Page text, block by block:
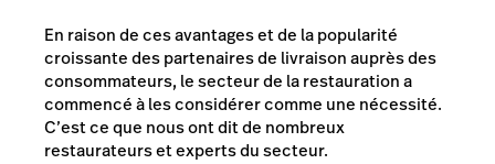
En raison de ces avantages et de la popularité
croissante des partenaires de livraison auprès des
consommateurs, le secteur de la restauration a
commencé à les considérer comme une nécessité.
C’est ce que nous ont dit de nombreux
restaurateurs et experts du secteur.